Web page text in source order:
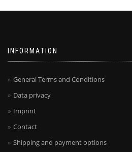
INFORMATION
General Terms and Conditions
Data privacy
Imprint
Contact
Shipping and payment options